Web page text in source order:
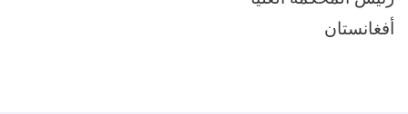
أفغانستان